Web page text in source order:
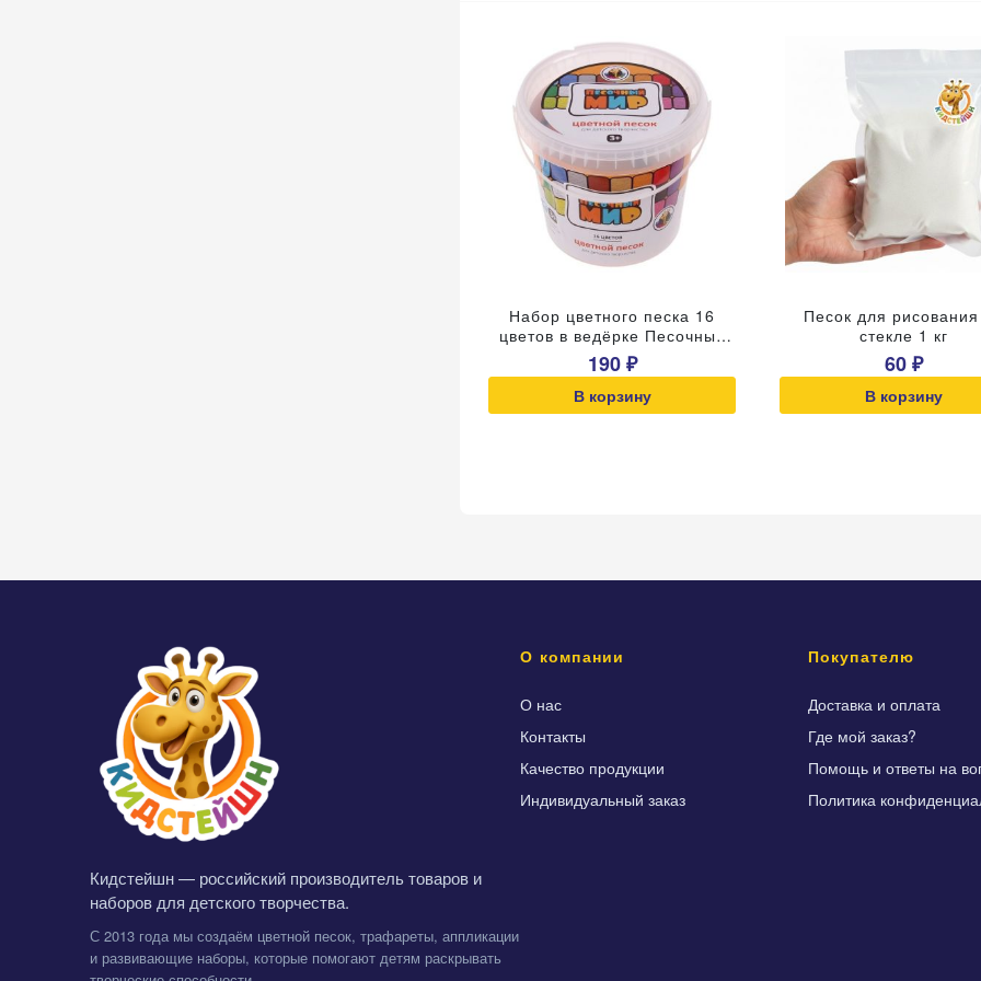
Набор цветного песка 16
цветов в ведёрке Песочный
мир
190 ₽
В корзину
Песок для
стекле 1 кг
60 ₽
В корзину
Кидстейшн — российский производитель товаров и
наборов для детского творчества.
С 2013 года мы создаём цветной песок, трафареты, аппликации
и развивающие наборы, которые помогают детям раскрывать
О компании
О нас
Контакты
Качество продукции
Индивидуальный заказ
Покупателю
Доставка и оплата
Где мой заказ?
Помощь и ответы на
Политика